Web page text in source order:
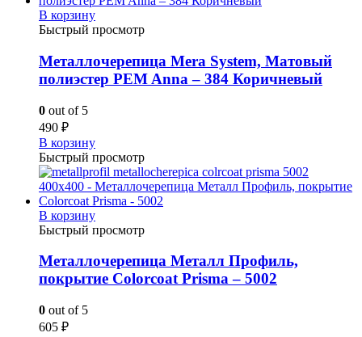
В корзину
Быстрый просмотр
Металлочерепица Mera System, Матовый
полиэстер PEM Anna – 384 Коричневый
0 out of 5
490 ₽
В корзину
Быстрый просмотр
В корзину
Быстрый просмотр
Металлочерепица Металл Профиль,
покрытие Colorcoat Prisma – 5002
0 out of 5
605 ₽